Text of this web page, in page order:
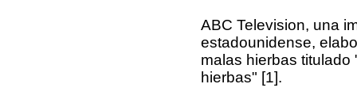
ABC Television, una
estadounidense,
malas hierbas
hierbas" [1].